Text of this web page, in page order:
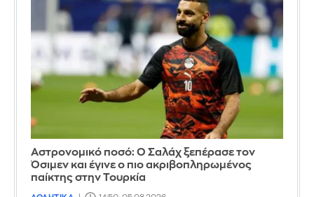
Αστρονομικό ποσό: Ο Σαλάχ ξεπέρασε τον
Όσιμεν και έγινε ο πιο ακριβοπληρωμένος
παίκτης στην Τουρκία